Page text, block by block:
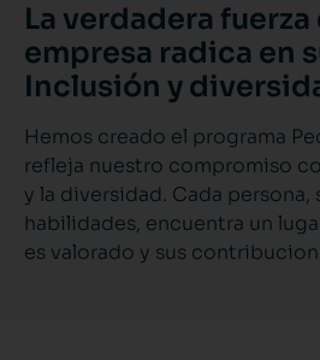
La verdadera fuerza
empresa radica en
Inclusión y
Hemos creado el programa
refleja nuestro compromiso
y la diversidad. Cada persona,
habilidades, encuentra un
es valorado y sus